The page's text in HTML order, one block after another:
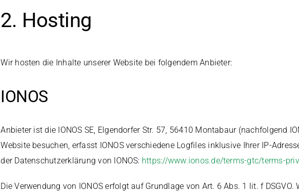
2. Hosting
Wir hosten die Inhalte unserer Website bei folgendem Anbieter:
IONOS
Anbieter ist die IONOS SE, Elgendorfer Str. 57, 56410 Montabaur (nachfolgend
Website besuchen, erfasst IONOS verschiedene Logfiles inklusive Ihrer IP-
der Datenschutzerklärung von IONOS: https://www.ionos.de/terms-gtc/terms-
Die Verwendung von IONOS erfolgt auf Grundlage von Art. 6 Abs. 1 lit. f